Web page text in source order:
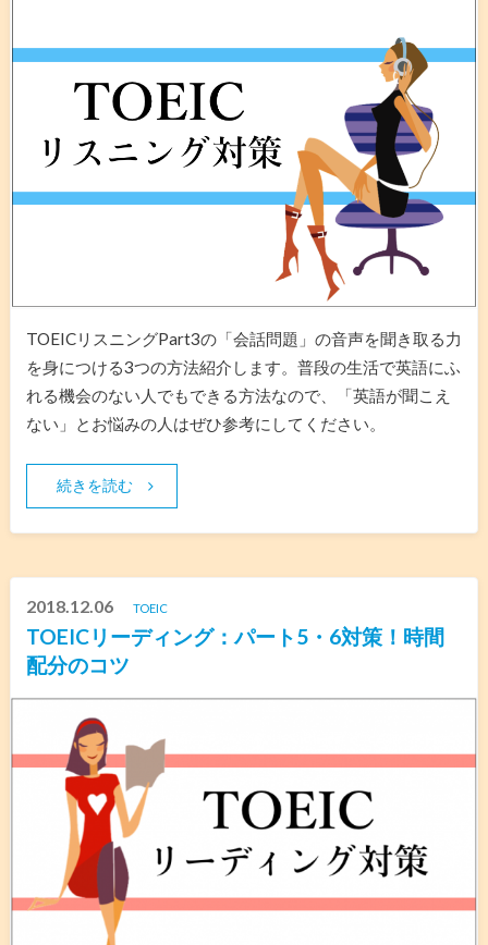
TOEICリスニングPart3の「会話問題」の音声を聞き取る力
を身につける3つの方法紹介します。普段の生活で英語にふ
れる機会のない人でもできる方法なので、「英語が聞こえ
ない」とお悩みの人はぜひ参考にしてください。
続きを読む
2018.12.06 TOEIC
TOEICリーディング：パート5・6対策！時間
配分のコツ